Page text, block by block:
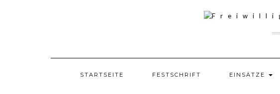
STARTSEITE FESTSCHRIFT EINSÄTZE